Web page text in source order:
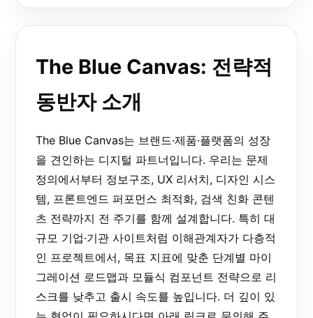
The Blue Canvas: 전략적
동반자 소개
The Blue Canvas는 브랜드·제품·플랫폼의 성장
을 견인하는 디지털 파트너입니다. 우리는 문제
정의에서부터 정보구조, UX 리서치, 디자인 시스
템, 프론트엔드 퍼포먼스 최적화, 검색 친화 콘텐
츠 전략까지 전 주기를 함께 설계합니다. 특히 대
규모 기업·기관 사이트처럼 이해관계자가 다층적
인 프로젝트에서, 목표 지표에 맞춘 단계별 마이
그레이션 로드맵과 모듈식 컴포넌트 전략으로 리
스크를 낮추고 출시 속도를 높입니다. 더 깊이 있